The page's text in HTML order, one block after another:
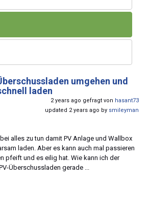
umgehen und
laden
2 years ago gefragt von hasant73
updated 2 years ago by smileyman
alles zu tun damit PV Anlage und Wallbox
laden. Aber es kann auch mal passieren
pfeift und es eilig hat. Wie kann ich der
Überschussladen gerade ...